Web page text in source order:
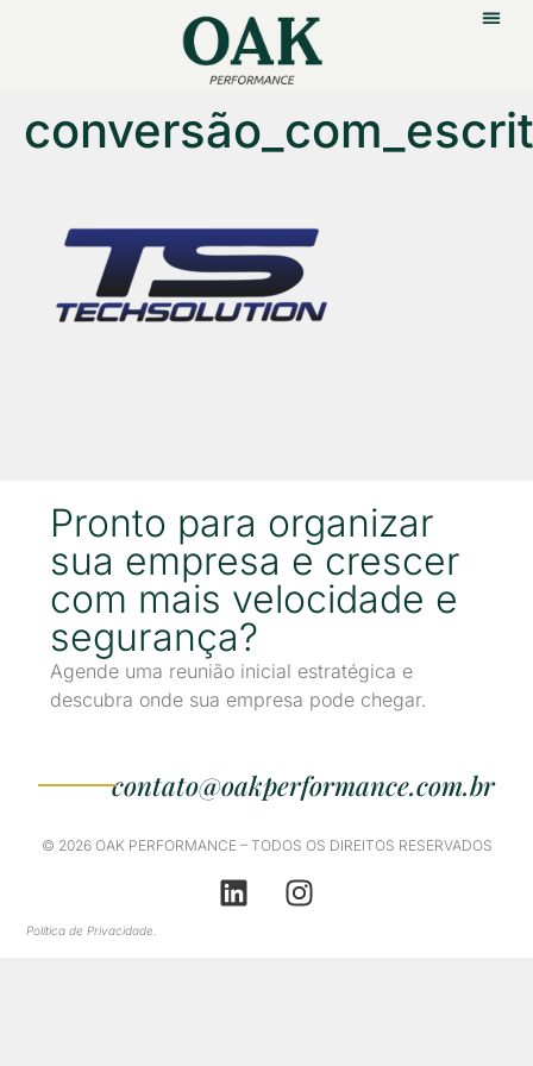
Pronto para organizar
sua empresa e crescer
com mais velocidade e
segurança?
Agende uma reunião inicial estratégica e
descubra onde sua empresa pode chegar.
contato@oakperformance.com.br
© 2026 OAK PERFORMANCE – TODOS OS DIREITOS RESERVADOS
Política de Privacidade.